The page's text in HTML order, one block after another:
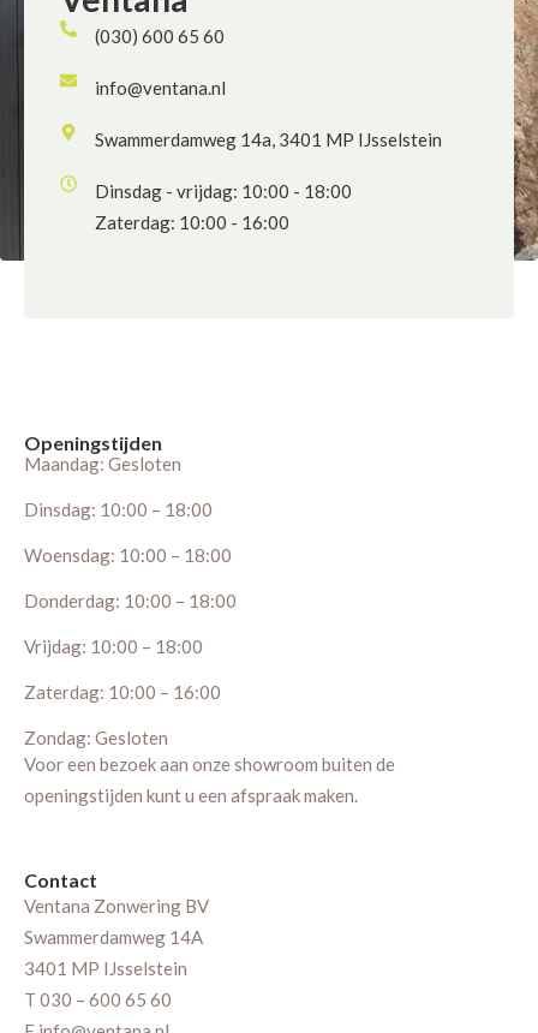
(030) 600 65 60
info@ventana.nl
Swammerdamweg 14a, 3401 MP IJsselstein
Dinsdag - vrijdag: 10:00 - 18:00
Zaterdag: 10:00 - 16:00
Openingstijden
Maandag: Gesloten
Dinsdag: 10:00 – 18:00
Woensdag: 10:00 – 18:00
Donderdag: 10:00 – 18:00
Vrijdag: 10:00 – 18:00
Zaterdag: 10:00 – 16:00
Zondag: Gesloten
Voor een bezoek aan onze showroom buiten de
openingstijden kunt u een afspraak maken.
Contact
Ventana Zonwering BV
Swammerdamweg 14A
3401 MP IJsselstein
T 030 – 600 65 60